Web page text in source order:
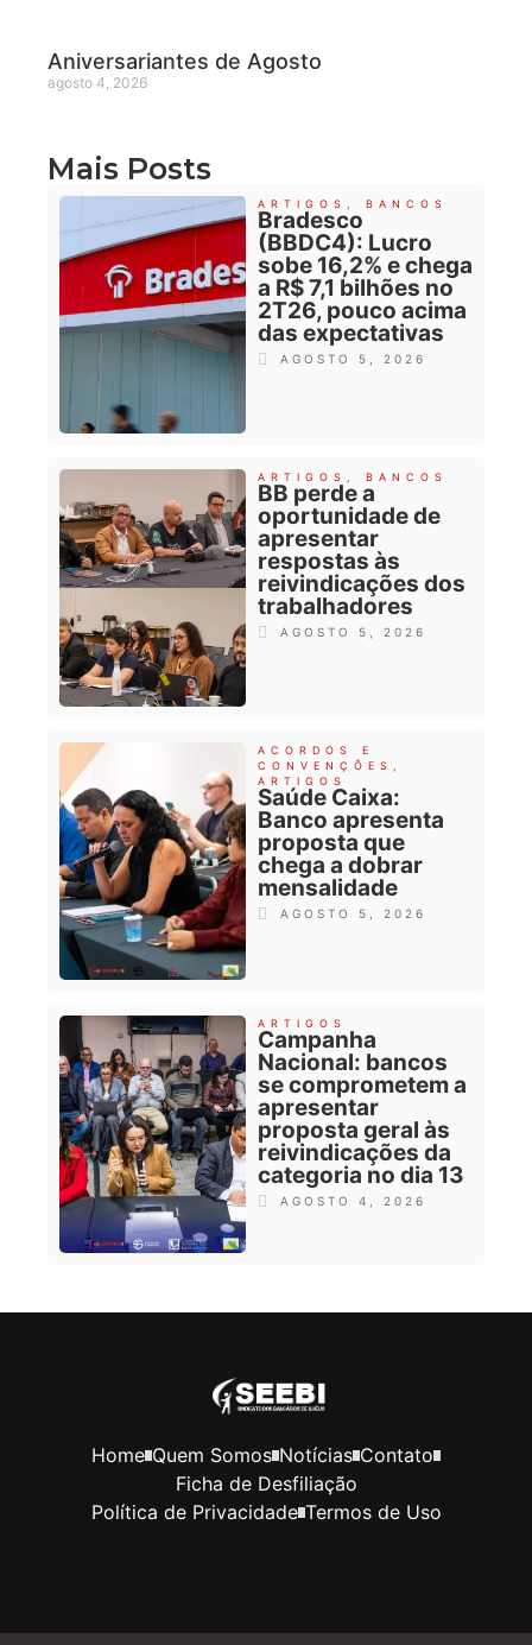
Aniversariantes de Agosto
agosto 4, 2026
Mais Posts
ARTIGOS BANCOS
Bradesco
(BBDC4): Lucro
sobe 16,2% e chega
a R$ 7,1 bilhões no
2T26, pouco acima
das expectativas
AGOSTO 5, 2026
ARTIGOS BANCOS
BB perde a
oportunidade de
apresentar
respostas às
reivindicações dos
trabalhadores
AGOSTO 5, 2026
ACORDOS E
CONVENÇÕES
ARTIGOS
Saúde Caixa:
Banco apresenta
proposta que
chega a dobrar
mensalidade
AGOSTO 5, 2026
ARTIGOS
Campanha
Nacional: bancos
se comprometem a
apresentar
proposta geral às
reivindicações da
categoria no dia 13
AGOSTO 4, 2026
Home Quem Somos Notícias Contato
Ficha de Desfiliação
Política de Privacidade Termos de Uso